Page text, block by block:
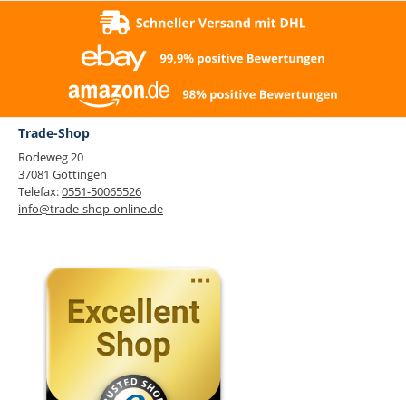
Trade-Shop
Rodeweg 20
37081 Göttingen
Telefax:0551-50065526
info@trade-shop-online.de